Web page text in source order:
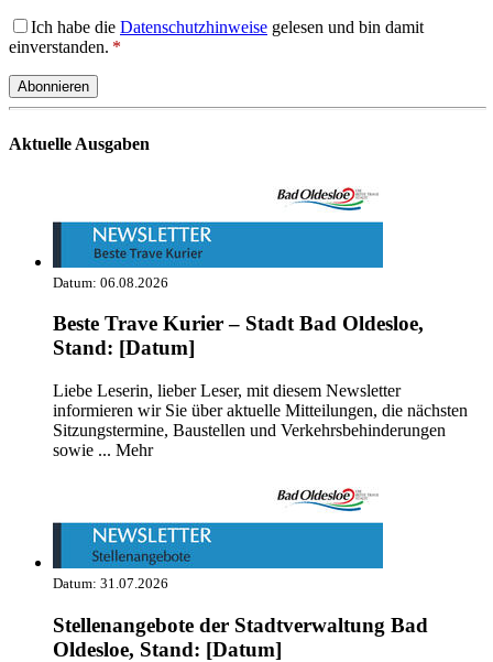
Ich habe die Datenschutzhinweise gelesen und bin damit
einverstanden. *
Abonnieren
Aktuelle Ausgaben
Datum: 06.08.2026
Beste Trave Kurier – Stadt Bad Oldesloe,
Stand: [Datum]
Liebe Leserin, lieber Leser, mit diesem Newsletter
informieren wir Sie über aktuelle Mitteilungen, die nächsten
Sitzungstermine, Baustellen und Verkehrsbehinderungen
sowie ... Mehr
Datum: 31.07.2026
Stellenangebote der Stadtverwaltung Bad
Oldesloe, Stand: [Datum]